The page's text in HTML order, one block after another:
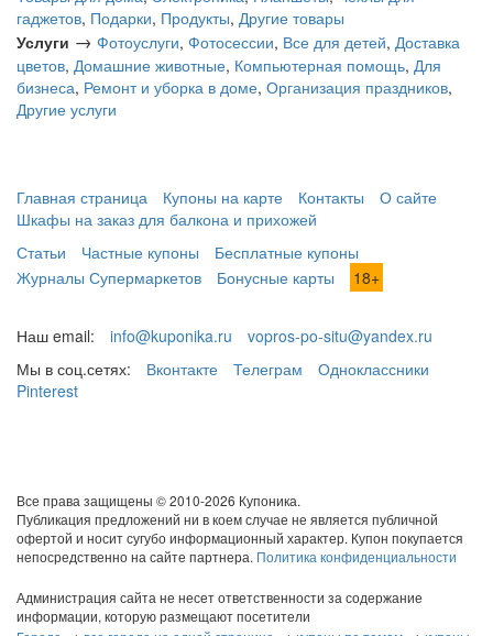
гаджетов, Подарки, Продукты, Другие товары
Услуги → Фотоуслуги, Фотосессии, Все для детей, Доставка
цветов, Домашние животные, Компьютерная помощь, Для
бизнеса, Ремонт и уборка в доме, Организация праздников,
Другие услуги
Главная страница Купоны на карте Контакты
О сайте
Шкафы на заказ для балкона и прихожей
Статьи
Частные купоны
Бесплатные купоны
Журналы Супермаркетов
Бонусные карты 18+
Наш email: info@kuponika.ru
vopros-po-situ@yandex.ru
Мы в соц.сетях:
Вконтакте Телеграм
Одноклассники
Pinterest
Все права защищены © 2010-2026 Купоника.
Публикация предложений ни в коем случае не является публичной
офертой и носит сугубо информационный характер. Купон покупается
непосредственно на сайте партнера. Политика конфиденциальности
Администрация сайта не несет ответственности за содержание
информации, которую размещают посетители